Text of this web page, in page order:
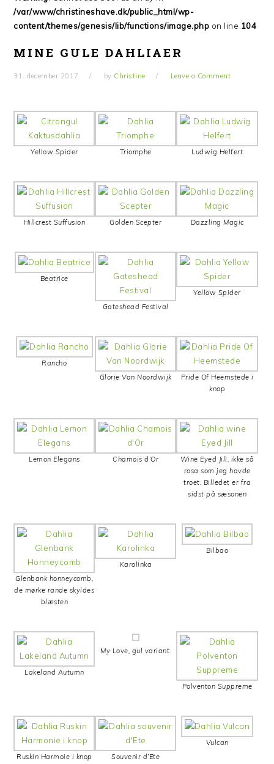
/var/www/christineshave.dk/public_html/wp-
content/themes/genesis/lib/functions/image.php on line 104
MINE GULE DAHLIAER
31. december 2017 by Christine Leave a Comment
Yellow Spider Triomphe Ludwig Helfert
Hillcrest Suffusion Golden Scepter Dazzling Magic
Beatrice
Gateshead Festival
Yellow Spider
Rancho
Glorie Van Noordwijk
Pride Of Heemstede i
knop
Lemon Elegans Chamois d’Or
Wine Eyed Jill, ikke så
rosa som jeg havde
troet. Billedet er fra
sidst på sæsonen
Glenbank honneycomb,
de mørke rande skyldes
blæsten
Karolinka
Bilbao
Lakeland Autumn
My Love, gul variant.
Polventon Suppreme
Ruskin Harmoie i knop Souvenir d’Ete
Vulcan